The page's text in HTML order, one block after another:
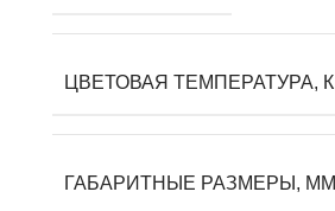
ЦВЕТОВАЯ ТЕМПЕРАТУРА, К
ГАБАРИТНЫЕ РАЗМЕРЫ, ММ